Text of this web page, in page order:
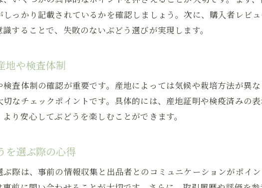
っかり記載されているかを確認しましょう。次に、購入者レビ
することで、失敗のないぶどう選びが実現します。
地や検査体制
査体制の確認が重要です。産地によっては気候や栽培方法が異
なチェックポイントです。具体的には、産地証明や検疫済みの
り安心してぶどうを楽しむことができます。
を選ぶ際の心得
際は、事前の情報収集と出品者とのコミュニケーションがポイ